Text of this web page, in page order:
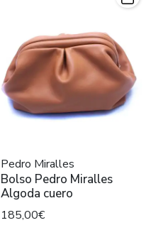
Pedro Miralles
Bolso Pedro Miralles
Algoda cuero
185,00€